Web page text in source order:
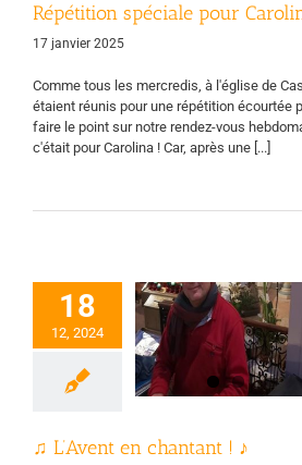
Répétition spéciale pour
17 janvier 2025
Comme tous les mercredis, à l'église de
étaient réunis pour une répétition écourtée
faire le point sur notre rendez-vous
c'était pour Carolina ! Car, après une [...]
18
12, 2024
L’Avent en
chantant ! ♪
Page d'accueil
♫ L’Avent en chantant ! ♪